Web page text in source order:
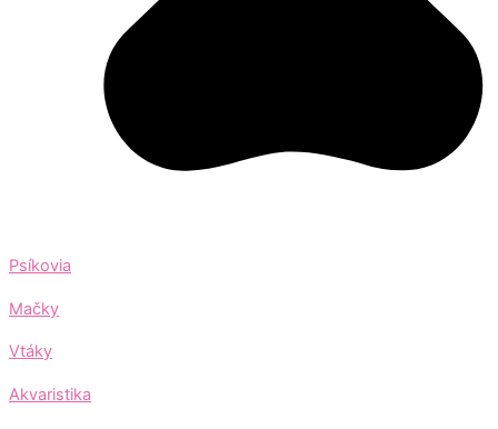
Psíkovia
Mačky
Vtáky
Akvaristika